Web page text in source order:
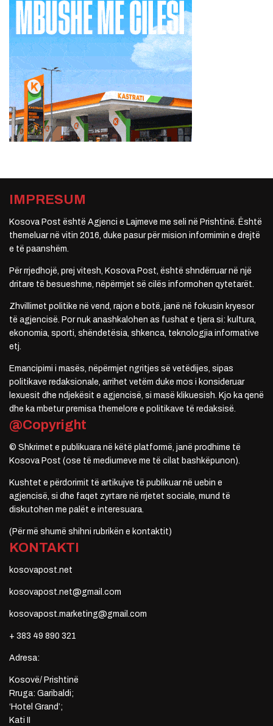
IMPRESUM
Kosova Post është Agjenci e Lajmeve me seli në Prishtinë. Është
themeluar në vitin 2016, duke pasur për mision informimin e drejtë
e të paanshëm.
Për rrjedhojë, prej vitesh, Kosova Post, është shndërruar në një
dritare të besueshme, nëpërmjet së cilës informohen qytetarët.
Zhvillimet politike në vend, rajon e botë, janë në fokusin kryesor
të agjencisë. Por nuk anashkalohen as fushat e tjera si: kultura,
ekonomia, sporti, shëndetësia, shkenca, teknologjia informative
etj.
Emancipimi i masës, nëpërmjet ngritjes së vetëdijes, sipas
politikave redaksionale, arrihet vetëm duke mos i konsideruar
lexuesit dhe ndjekësit e agjencisë, si masë klikuesish. Kjo ka qenë
dhe ka mbetur premisa themelore e politikave të redaksisë.
@Copyright
© Shkrimet e publikuara në këtë platformë, janë prodhime të
Kosova Post (ose të mediumeve me të cilat bashkëpunon).
Kushtet e përdorimit të artikujve të publikuar në uebin e
agjencisë, si dhe faqet zyrtare në rrjetet sociale, mund të
diskutohen me palët e interesuara.
(Për më shumë shihni rubrikën e kontaktit)
KONTAKTI
kosovapost.net
kosovapost.net@gmail.com
kosovapost.marketing@gmail.com
+ 383 49 890 321
Adresa:
Kosovë/ Prishtinë
Rruga: Garibaldi;
‘Hotel Grand’;
Kati II